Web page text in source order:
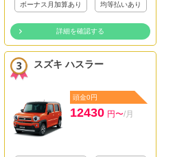
ボーナス月加算あり 均等払いあり
詳細を確認する
スズキ ハスラー
頭金0円
12430 円〜/月